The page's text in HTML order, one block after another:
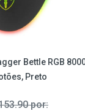
Bettle RGB
Preto
por: